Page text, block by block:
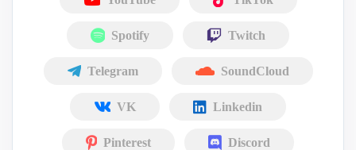
Spotify Twitch
Telegram SoundCloud
VK Linkedin
Pinterest Discord